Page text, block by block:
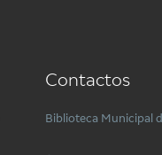
Contactos
Biblioteca Municipal